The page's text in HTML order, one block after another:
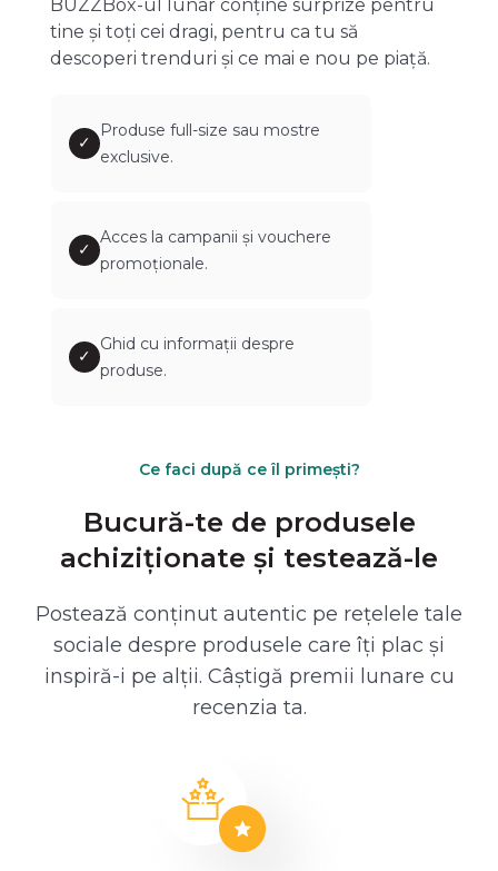
BUZZBox-ul lunar conține surprize pentru
tine și toți cei dragi, pentru ca tu să
descoperi trenduri și ce mai e nou pe piață.
✓
Produse full-size sau mostre
exclusive.
✓
Acces la campanii și vouchere
promoționale.
✓
Ghid cu informații despre
produse.
Ce faci după ce îl primești?
Bucură-te de produsele
achiziționate și testează-le
Postează conținut autentic pe rețelele tale
sociale despre produsele care îți plac și
inspiră-i pe alții. Câștigă premii lunare cu
recenzia ta.